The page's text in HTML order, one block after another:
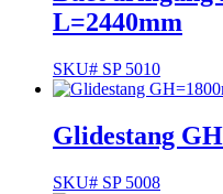
L=2440mm
SKU# SP 5010
Glidestang
SKU# SP 5008